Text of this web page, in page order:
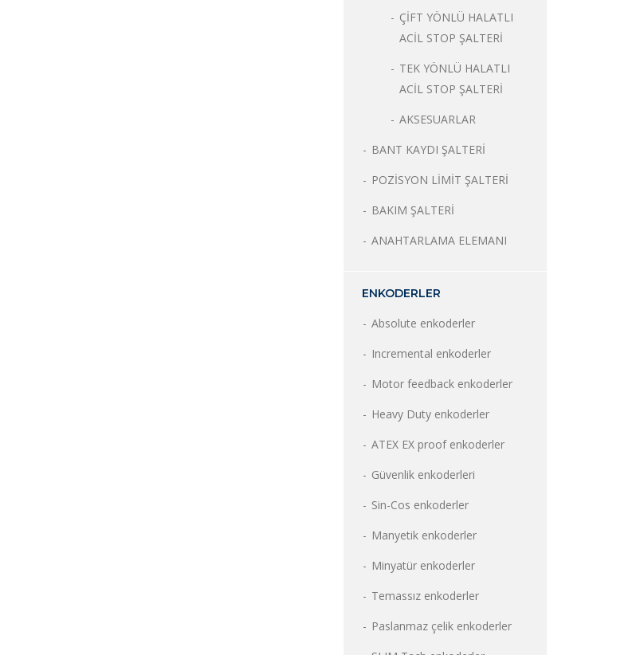
ÇİFT YÖNLÜ HALATLI
ACİL STOP ŞALTERİ
TEK YÖNLÜ HALATLI
ACİL STOP ŞALTERİ
AKSESUARLAR
BANT KAYDI ŞALTERİ
POZİSYON LİMİT ŞALTERİ
BAKIM ŞALTERİ
ANAHTARLAMA ELEMANI
ENKODERLER
Absolute enkoderler
Incremental enkoderler
Motor feedback enkoderler
Heavy Duty enkoderler
ATEX EX proof enkoderler
Güvenlik enkoderleri
Sin-Cos enkoderler
Manyetik enkoderler
Minyatür enkoderler
Temassız enkoderler
Paslanmaz çelik enkoderler